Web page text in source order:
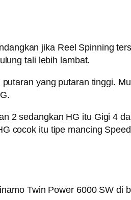
jika Reel Spinning
tali lebih lambat.
yang putaran tinggi.
2 sedangkan HG itu Gigi 4
cocok itu tipe mancing
Twin Power 6000 SW di